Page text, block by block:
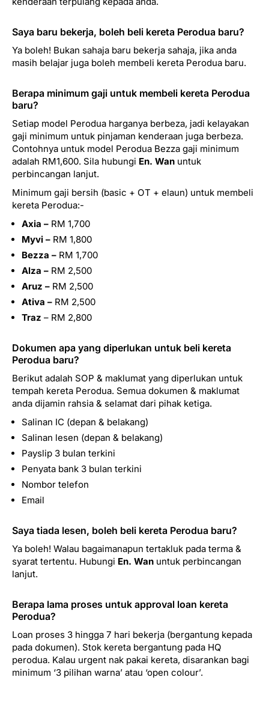
Saya baru bekerja, boleh beli kereta Perodua baru?
Ya boleh! Bukan sahaja baru bekerja sahaja, jika anda
masih belajar juga boleh membeli kereta Perodua baru.
Berapa minimum gaji untuk membeli kereta Perodua
baru?
Setiap model Perodua harganya berbeza, jadi kelayakan
gaji minimum untuk pinjaman kenderaan juga berbeza.
Contohnya untuk model Perodua Bezza gaji minimum
adalah RM1,600. Sila hubungi En. Wan untuk
perbincangan lanjut.
Minimum gaji bersih (basic + OT + elaun) untuk membeli
kereta Perodua:-
Axia – RM 1,700
Myvi – RM 1,800
Bezza – RM 1,700
Alza – RM 2,500
Aruz – RM 2,500
Ativa – RM 2,500
Traz – RM 2,800
Dokumen apa yang diperlukan untuk beli kereta
Perodua baru?
Berikut adalah SOP & maklumat yang diperlukan untuk
tempah kereta Perodua. Semua dokumen & maklumat
anda dijamin rahsia & selamat dari pihak ketiga.
Salinan IC (depan & belakang)
Salinan lesen (depan & belakang)
Payslip 3 bulan terkini
Penyata bank 3 bulan terkini
Nombor telefon
Email
Saya tiada lesen, boleh beli kereta Perodua baru?
Ya boleh! Walau bagaimanapun tertakluk pada terma &
syarat tertentu. Hubungi En. Wan untuk perbincangan
lanjut.
Berapa lama proses untuk approval loan kereta
Perodua?
Loan proses 3 hingga 7 hari bekerja (bergantung kepada
pada dokumen). Stok kereta bergantung pada HQ
perodua. Kalau urgent nak pakai kereta, disarankan bagi
minimum ‘3 pilihan warna’ atau ‘open colour’.